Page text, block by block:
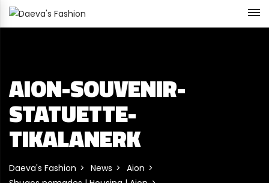
AION-SOUVENIR-
STATUETTE-
TIKALANERK
Daeva's Fashion News
Aion